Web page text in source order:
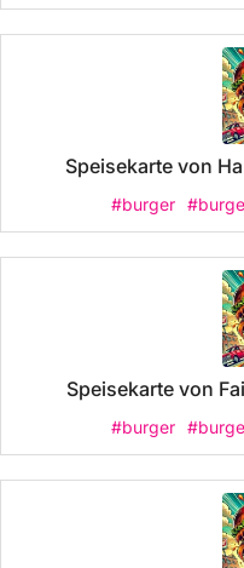
Speisekarte von
#burger
Speisekarte von
#burger